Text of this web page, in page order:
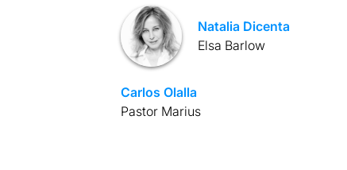
Natalia Dicenta
Elsa Barlow
Carlos Olalla
Pastor Marius